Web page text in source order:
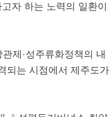
자 하는 노력의 일환이
제·성주류화정책의 내
되는 시점에서 제주도가